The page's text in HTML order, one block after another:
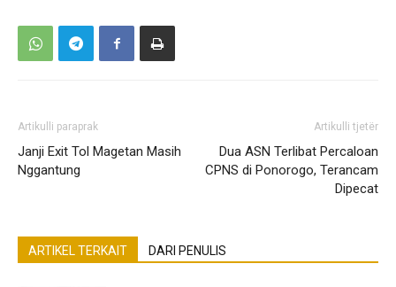
Artikulli paraprak
Janji Exit Tol Magetan Masih
Nggantung
Artikulli tjetër
Dua ASN Terlibat Percaloan
CPNS di Ponorogo, Terancam
Dipecat
ARTIKEL TERKAIT DARI PENULIS